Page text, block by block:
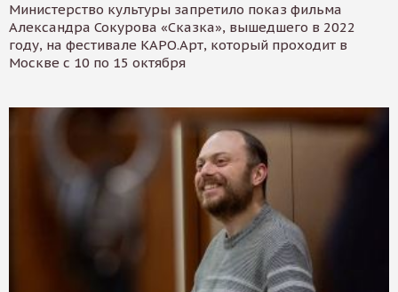
Министерство культуры запретило показ фильма
Александра Сокурова «Сказка», вышедшего в 2022
году, на фестивале КАРО.Арт, который проходит в
Москве с 10 по 15 октября